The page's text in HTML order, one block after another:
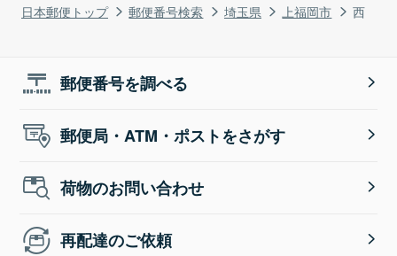
日本郵便トップ 郵便番号検索 埼玉県 上福岡市 西
郵便番号を調べる
郵便局・ATM・ポストをさがす
荷物のお問い合わせ
再配達のご依頼